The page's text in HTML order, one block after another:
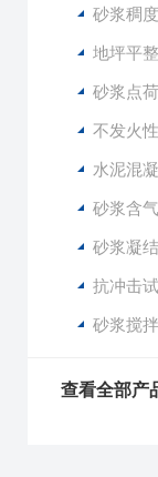
砂浆稠
地坪平
砂浆点
不发火
水泥混
砂浆含
砂浆凝
抗冲击
砂浆搅
查看全部产